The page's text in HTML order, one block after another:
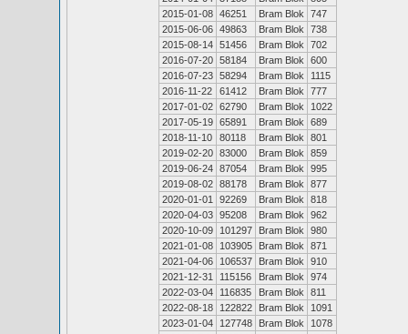
2015-01-08 46251 Bram Blok
747
2015-06-06 49863 Bram Blok
738
2015-08-14 51456 Bram Blok
702
2016-07-20 58184 Bram Blok
600
2016-07-23 58294 Bram Blok
1115
2016-11-22
61412 Bram Blok
777
2017-01-02 62790 Bram Blok
1022
2017-05-19 65891 Bram Blok
689
2018-11-10
80118 Bram Blok
801
2019-02-20 83000 Bram Blok
859
2019-06-24 87054 Bram Blok
995
2019-08-02 88178 Bram Blok
877
2020-01-01
92269 Bram Blok
818
2020-04-03 95208 Bram Blok
962
2020-10-09
101297 Bram Blok
980
2021-01-08
103905 Bram Blok
871
2021-04-06
106537 Bram Blok
910
2021-12-31
115156 Bram Blok
974
2022-03-04
116835 Bram Blok
811
2022-08-18
122822 Bram Blok
1091
2023-01-04
127748 Bram Blok
1078